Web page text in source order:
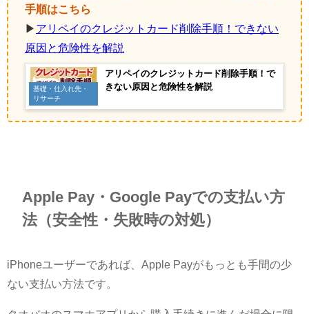
手順はこちら
▶ アリペイのクレジットカード削除手順！できない
原因と危険性を解説
基礎・仕入れ先・
リサーチ
アリペイのクレジットカード削除手順！で
きない原因と危険性を解説
Apple Pay・Google Payでの支払い方
法（安全性・失敗時の対処）
iPhoneユーザーであれば、Apple Payがもっとも手間の少
ない支払い方法です。